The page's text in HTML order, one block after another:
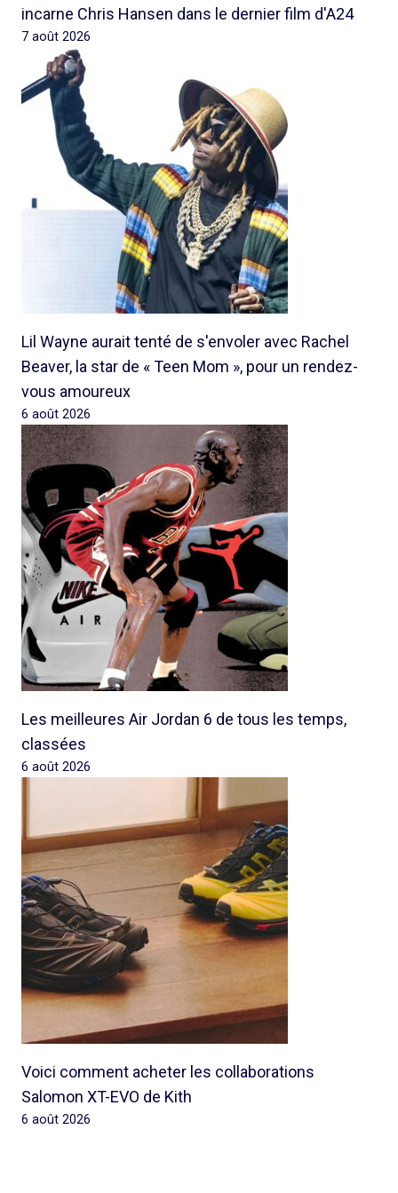
incarne Chris Hansen dans le dernier film d'A24
7 août 2026
Lil Wayne aurait tenté de s'envoler avec Rachel
Beaver, la star de « Teen Mom », pour un rendez-
vous amoureux
6 août 2026
Les meilleures Air Jordan 6 de tous les temps,
classées
6 août 2026
Voici comment acheter les collaborations
Salomon XT-EVO de Kith
6 août 2026